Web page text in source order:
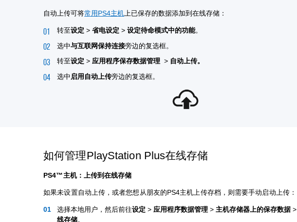
自动上传可将常用PS4主机 上已保存的数据添加到在线存储：
转至设定 >省电设定>设定待命模式中的功能。
选中与互联网保持连接旁边的复选框。
转至设定 > 应用程序保存数据管理 > 自动上传。
选中启用自动上传旁边的复选框。
如何管理PlayStation Plus在线存储
PS4™主机：上传到在线存储
如果未设置自动上传，或者您想从朋友的PS4主机上传存档，则需要手动启动上传：
选择本地用户，然后前往设定 > 应用程序数据管理 > 主机存储器上的保存数据>
线存储。